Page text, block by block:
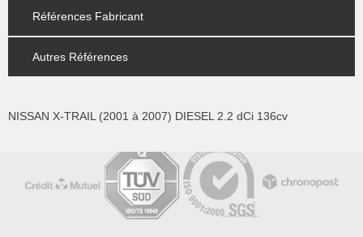
Références Fabricant
Autres Références
NISSAN X-TRAIL (2001 à 2007) DIESEL 2.2 dCi 136cv